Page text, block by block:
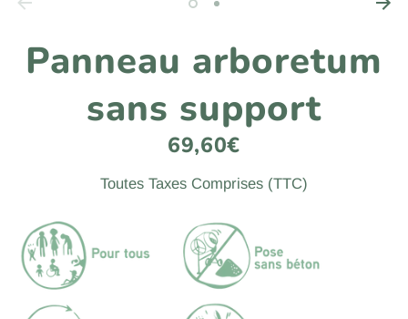
Panneau arboretum
sans support
69,60€
Toutes Taxes Comprises (TTC)